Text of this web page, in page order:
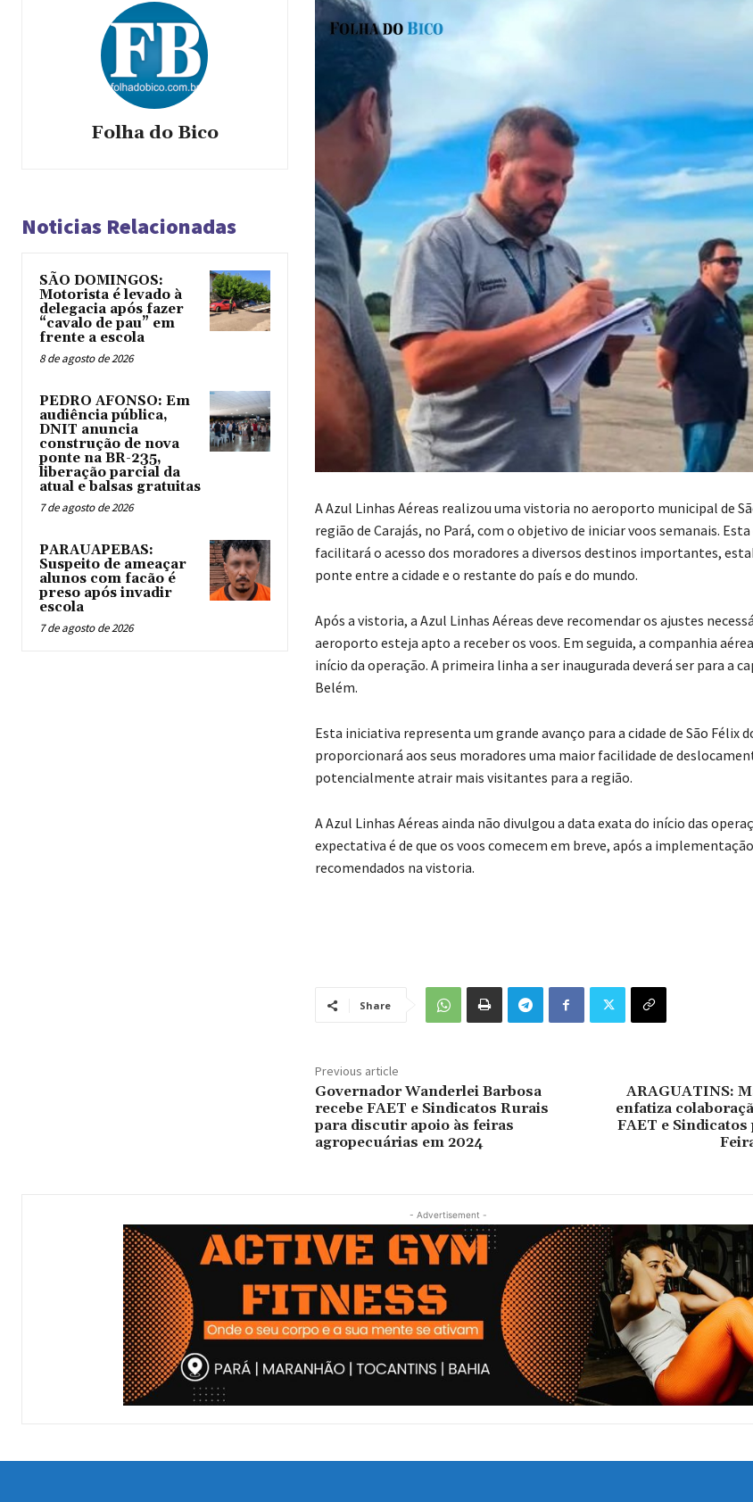
Folha do Bico
Noticias Relacionadas
SÃO DOMINGOS:
Motorista é levado à
delegacia após fazer
“cavalo de pau” em
frente a escola
8 de agosto de 2026
PEDRO AFONSO: Em
audiência pública,
DNIT anuncia
construção de nova
ponte na BR-235,
liberação parcial da
atual e balsas gratuitas
7 de agosto de 2026
PARAUAPEBAS:
Suspeito de ameaçar
alunos com facão é
preso após invadir
escola
7 de agosto de 2026
A Azul Linhas Aéreas realizou uma vistoria no aeroporto municipal de
região de Carajás, no Pará, com o objetivo de iniciar voos semanais.
facilitará o acesso dos moradores a diversos destinos importantes,
ponte entre a cidade e o restante do país e do mundo.
Após a vistoria, a Azul Linhas Aéreas deve recomendar os ajustes
aeroporto esteja apto a receber os voos. Em seguida, a companhia
início da operação. A primeira linha a ser inaugurada deverá ser para a
Belém.
Esta iniciativa representa um grande avanço para a cidade de São Félix
proporcionará aos seus moradores uma maior facilidade de
potencialmente atrair mais visitantes para a região.
A Azul Linhas Aéreas ainda não divulgou a data exata do início das
expectativa é de que os voos comecem em breve, após a
recomendados na vistoria.
Share
Previous article
Governador Wanderlei Barbosa
recebe FAET e Sindicatos Rurais
para discutir apoio às feiras
agropecuárias em 2024
ARAGUATINS:
enfatiza
FAET e Sindicatos
- Advertisement -